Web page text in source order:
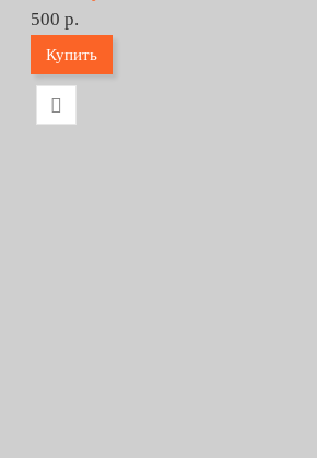
500 р.
Купить